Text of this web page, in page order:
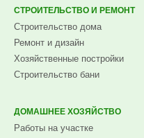
СТРОИТЕЛЬСТВО И РЕМОНТ
Строительство дома
Ремонт и дизайн
Хозяйственные постройки
Строительство бани
ДОМАШНЕЕ ХОЗЯЙСТВО
Работы на участке